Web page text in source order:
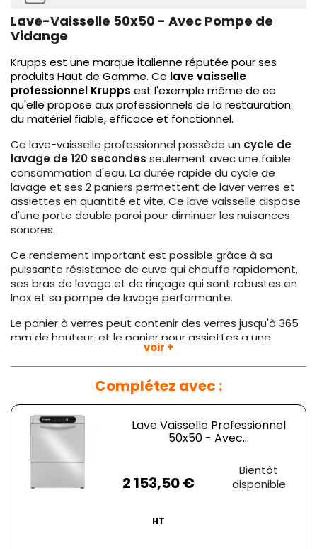
Lave-Vaisselle 50x50 - Avec Pompe de
Vidange
Krupps est une marque italienne réputée pour ses
produits Haut de Gamme. Ce lave vaisselle
professionnel Krupps est l'exemple même de ce
qu'elle propose aux professionnels de la restauration:
du matériel fiable, efficace et fonctionnel.
Ce lave-vaisselle professionnel possède un cycle de
lavage de 120 secondes seulement avec une faible
consommation d'eau. La durée rapide du cycle de
lavage et ses 2 paniers permettent de laver verres et
assiettes en quantité et vite. Ce lave vaisselle dispose
d'une porte double paroi pour diminuer les nuisances
sonores.
Ce rendement important est possible grâce à sa
puissante résistance de cuve qui chauffe rapidement,
ses bras de lavage et de rinçage qui sont robustes en
Inox et sa pompe de lavage performante.
Le panier à verres peut contenir des verres jusqu'à 365
mm de hauteur, et le panier pour assiettes a une
capacité de 18 assiettes de 395 mm de diamètre. Ce
dernier peut aussi contenir des bac ou plats de type
Ses bras de lavage et de rinçage sont en Inox pour
une robustesse absolue de diamètre 18 cm, de plus la
vitesse de rotation des bras de lavage est réglable.
Fonctionnel, sa pompe de vidange permet
l'évacuation de l'eau même si votre syphon est en
hauteur.Economique, performant et fonctionnel,
toutes les qualités répondant aux exigences de
voir +
Complétez avec :
Lave Vaisselle Professionnel
50x50 - Avec...
2 153,50 €
HT
Bientôt
disponible